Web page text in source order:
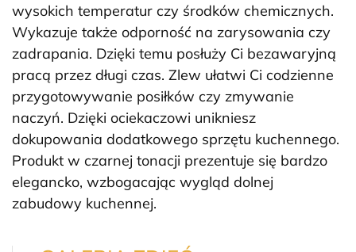
wysokich temperatur czy środków chemicznych.
Wykazuje także odporność na zarysowania czy
zadrapania. Dzięki temu posłuży Ci bezawaryjną
pracą przez długi czas. Zlew ułatwi Ci codzienne
przygotowywanie posiłków czy zmywanie
naczyń. Dzięki ociekaczowi unikniesz
dokupowania dodatkowego sprzętu kuchennego.
Produkt w czarnej tonacji prezentuje się bardzo
elegancko, wzbogacając wygląd dolnej
zabudowy kuchennej.